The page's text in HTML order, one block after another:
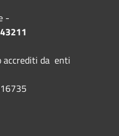
-
accrediti da enti